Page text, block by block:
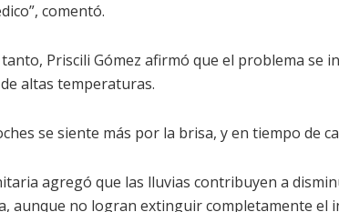
comentó.
Priscili Gómez afirmó que el problema se
altas temperaturas.
se siente más por la brisa, y en tiempo de
agregó que las lluvias contribuyen a
aunque no logran extinguir completamente el